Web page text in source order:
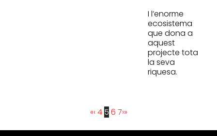
I l’enorme
ecosistema
que dona a
aquest
projecte tota
la seva
riquesa.
«‹4 5 6 7›»